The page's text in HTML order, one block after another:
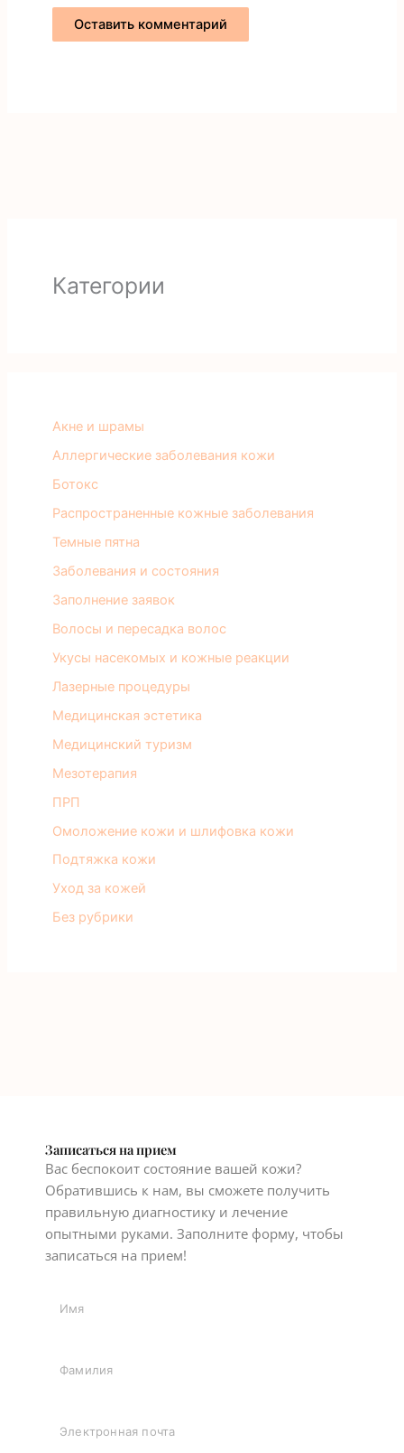
Категории
Акне и шрамы
Аллергические заболевания кожи
Ботокс
Распространенные кожные заболевания
Темные пятна
Заболевания и состояния
Заполнение заявок
Волосы и пересадка волос
Укусы насекомых и кожные реакции
Лазерные процедуры
Медицинская эстетика
Медицинский туризм
Мезотерапия
ПРП
Омоложение кожи и шлифовка кожи
Подтяжка кожи
Уход за кожей
Без рубрики
Записаться на прием
Вас беспокоит состояние вашей кожи?
Обратившись к нам, вы сможете получить
правильную диагностику и лечение
опытными руками. Заполните форму, чтобы
записаться на прием!